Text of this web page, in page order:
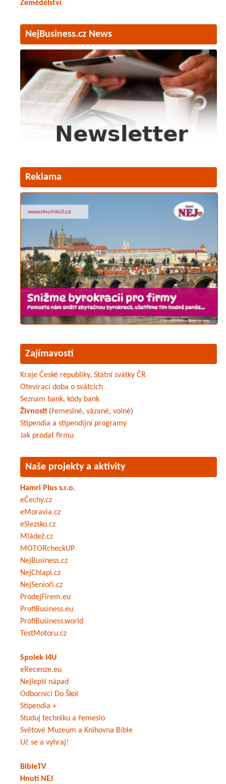
Zemědělství
NejBusiness.cz News
Reklama
Zajímavosti
Kraje České republiky, Státní svátky ČR
Otevírací doba o svátcích
Seznam bank, kódy bank
Živnosti (řemeslné, vázané, volné)
Stipendia a stipendijní programy
Jak prodat firmu
Naše projekty a aktivity
Hamri Plus s.r.o.
eČechy.cz
eMoravia.cz
eSlezsko.cz
Mládež.cz
MOTORcheckUP
NejBusiness.cz
NejChlapi.cz
NejSenioři.cz
ProdejFirem.eu
ProfiBusiness.eu
ProfiBusiness.world
TestMotoru.cz
Spolek I4U
eRecenze.eu
Nejlepší nápad
Odborníci Do Škol
Stipendia +
Studuj techniku a řemeslo
Světové Muzeum a Knihovna Bible
Uč se a vyhraj!
BibleTV
Hnutí NEJ